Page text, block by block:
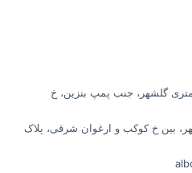
کرج، انتهای ۴۵ متری گلشهر، جنب پمپ بنزین، خ
گلشهر، بین خ کوکب و ارغوان شرقی، پلاک